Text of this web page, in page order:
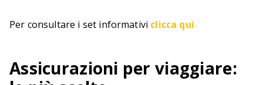
Per consultare i set informativi clicca qui.
Assicurazioni per viaggiare: